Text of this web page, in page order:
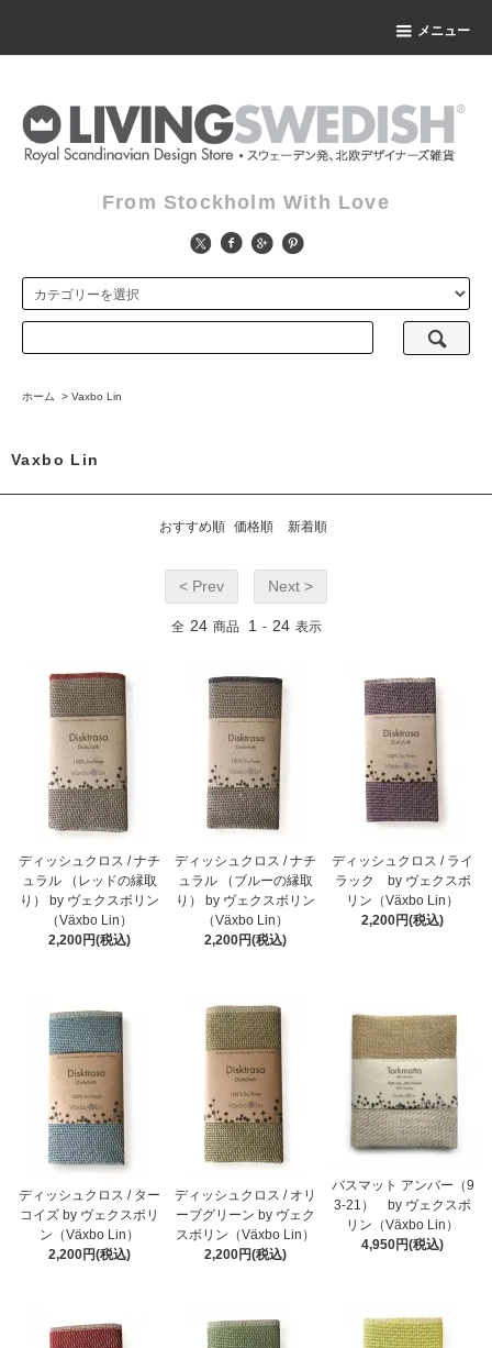
メニュー
From Stockholm With Love
ホーム > Vaxbo Lin
Vaxbo Lin
おすすめ順 価格順 新着順
< Prev Next >
全 24 商品 1 - 24 表示
ディッシュクロス / ナチ
ュラル （レッドの縁取
り） by ヴェクスボリン
（Växbo Lin）
2,200円(税込)
ディッシュクロス / ナチ
ュラル （ブルーの縁取
り） by ヴェクスボリン
（Växbo Lin）
2,200円(税込)
ディッシュクロス / ライ
ラック by ヴェクスボ
リン（Växbo Lin）
2,200円(税込)
ディッシュクロス / ター
コイズ by ヴェクスボリ
ン（Växbo Lin）
2,200円(税込)
ディッシュクロス / オリ
ーブグリーン by ヴェク
スボリン（Växbo Lin）
2,200円(税込)
バスマット アンバー（9
3-21） by ヴェクスボ
リン（Växbo Lin）
4,950円(税込)